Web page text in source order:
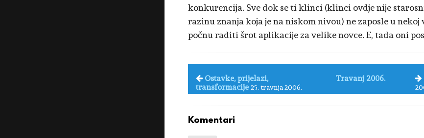
konkurencija. Sve dok se ti klinci (klinci ovdje nije
razinu znanja koja je na niskom nivou) ne zaposle u
počnu raditi šrot aplikacije za velike novce. E, tada oni
Ostavke, prijelazi,
transformacije 25. travnja 2006.
Travanj 2006.
Komentari